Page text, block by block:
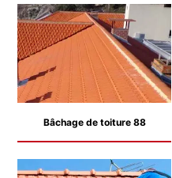
Bâchage de toiture 88